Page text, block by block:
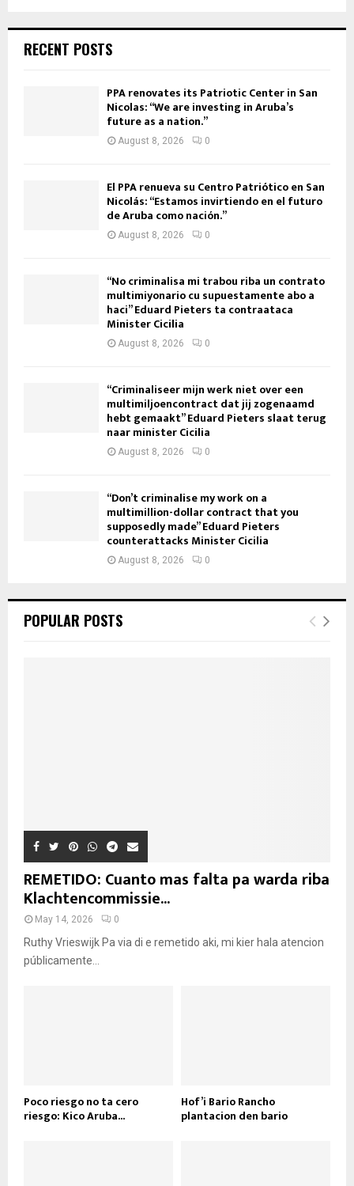
RECENT POSTS
PPA renovates its Patriotic Center in San
Nicolas: “We are investing in Aruba’s
future as a nation.”
August 8, 2026 0
El PPA renueva su Centro Patriótico en San
Nicolás: “Estamos invirtiendo en el futuro
de Aruba como nación.”
August 8, 2026 0
“No criminalisa mi trabou riba un contrato
multimiyonario cu supuestamente abo a
haci” Eduard Pieters ta contraataca
Minister Cicilia
August 8, 2026 0
“Criminaliseer mijn werk niet over een
multimiljoencontract dat jij zogenaamd
hebt gemaakt” Eduard Pieters slaat terug
naar minister Cicilia
August 8, 2026 0
“Don’t criminalise my work on a
multimillion-dollar contract that you
supposedly made” Eduard Pieters
counterattacks Minister Cicilia
August 8, 2026 0
POPULAR POSTS
REMETIDO: Cuanto mas falta pa warda riba
Klachtencommissie...
May 14, 2026 0
Ruthy Vrieswijk Pa via di e remetido aki, mi kier hala atencion
públicamente...
Poco riesgo no ta cero
riesgo: Kico Aruba...
Hof’i Bario Rancho
plantacion den bario